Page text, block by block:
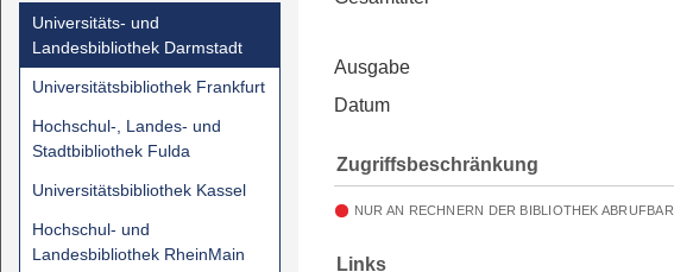
Universitäts- und
Landesbibliothek Darmstadt
Universitätsbibliothek Frankfurt
Hochschul-, Landes- und
Stadtbibliothek Fulda
Universitätsbibliothek Kassel
Hochschul- und
Landesbibliothek RheinMain
Ausgabe
Datum
Zugriffsbeschränkung
NUR AN RECHNERN DER BIBLIOTHEK ABRUFBAR
Links